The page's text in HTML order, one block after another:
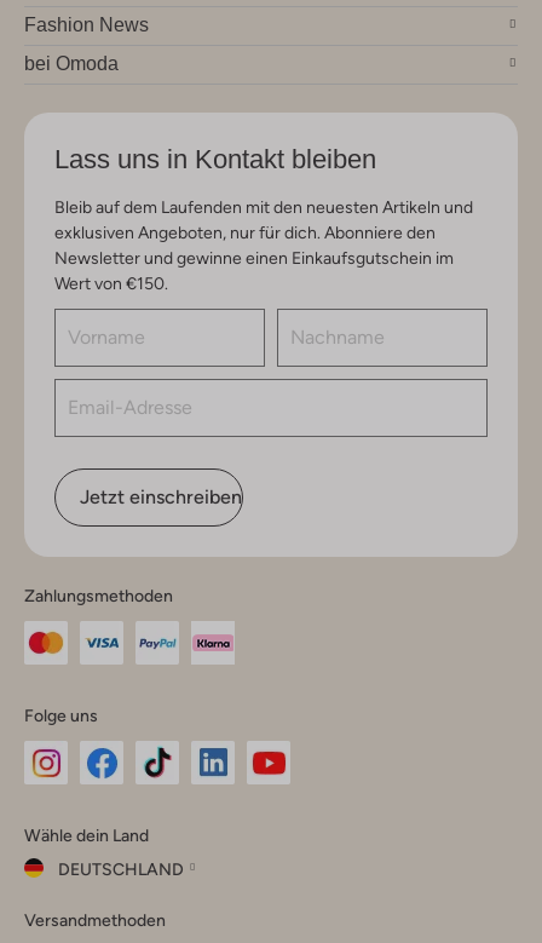
Fashion News
bei Omoda
Lass uns in Kontakt bleiben
Bleib auf dem Laufenden mit den neuesten Artikeln und
exklusiven Angeboten, nur für dich. Abonniere den
Newsletter und gewinne einen Einkaufsgutschein im
Wert von €150.
Jetzt einschreiben
Zahlungsmethoden
Folge uns
Instagram
Facebook
TikTok
Wähle dein Land
DEUTSCHLAND
dein
Versandmethoden